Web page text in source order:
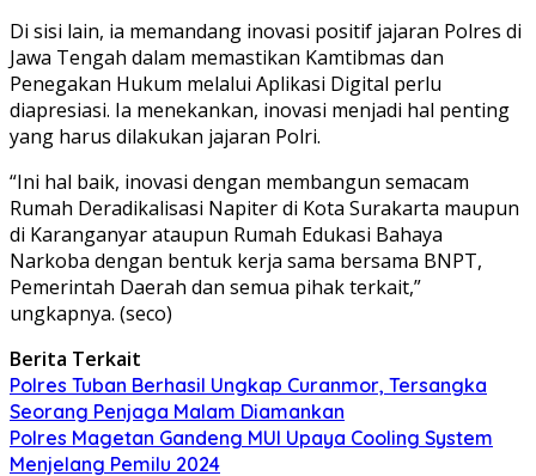
Di sisi lain, ia memandang inovasi positif jajaran Polres di
Jawa Tengah dalam memastikan Kamtibmas dan
Penegakan Hukum melalui Aplikasi Digital perlu
diapresiasi. Ia menekankan, inovasi menjadi hal penting
yang harus dilakukan jajaran Polri.
“Ini hal baik, inovasi dengan membangun semacam
Rumah Deradikalisasi Napiter di Kota Surakarta maupun
di Karanganyar ataupun Rumah Edukasi Bahaya
Narkoba dengan bentuk kerja sama bersama BNPT,
Pemerintah Daerah dan semua pihak terkait,”
ungkapnya. (seco)
Berita Terkait
Polres Tuban Berhasil Ungkap Curanmor, Tersangka
Seorang Penjaga Malam Diamankan
Polres Magetan Gandeng MUI Upaya Cooling System
Menjelang Pemilu 2024